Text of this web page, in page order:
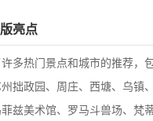
亮点
多热门景点和城市的推荐，
拙政园、周庄、西塘、乌镇
兹美术馆、罗马斗兽场、梵